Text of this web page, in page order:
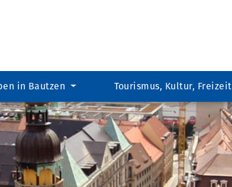
in Bautzen Tourismus, Kultur, Freizeit